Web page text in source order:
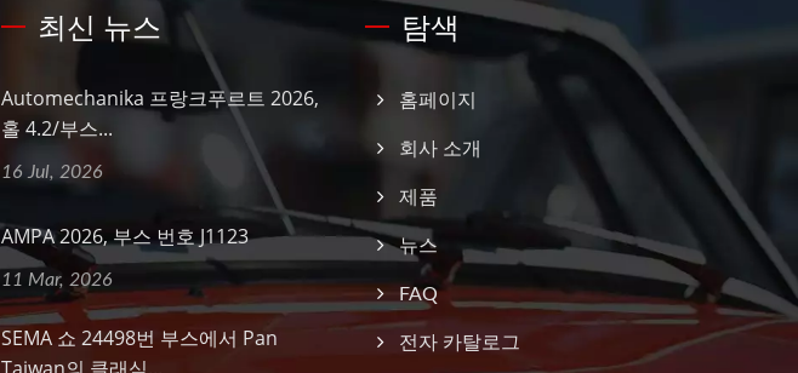
최신 뉴스
Automechanika 프랑크푸르트 2026,
홀 4.2/부스...
16 Jul, 2026
AMPA 2026, 부스 번호 J1123
11 Mar, 2026
SEMA 쇼 24498번 부스에서 Pan
탐색
홈페이지
회사 소개
제품
뉴스
FAQ
전자 카탈로그